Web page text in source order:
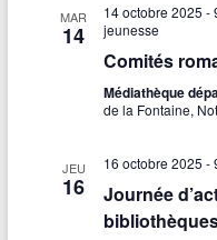
MAR
14
14 octobre 2025 -
jeunesse
Comités
Médiathèque
de la Fontaine,
JEU
16
16 octobre 2025 -
Journée